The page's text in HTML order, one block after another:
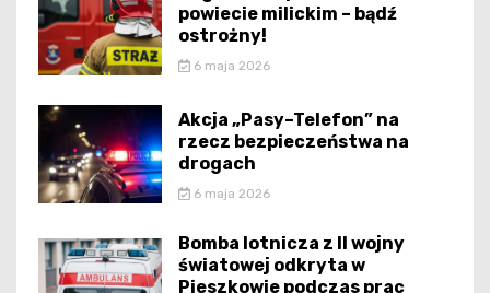
powiecie milickim – bądź
ostrożny!
6 maja 2026
Akcja „Pasy–Telefon” na
rzecz bezpieczeństwa na
drogach
6 maja 2026
Bomba lotnicza z II wojny
światowej odkryta w
Pieszkowie podczas prac